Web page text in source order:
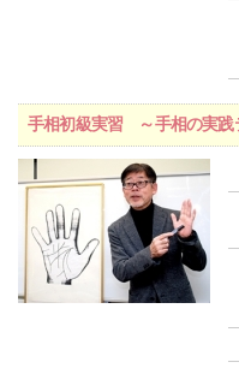
手相初級実習 ～手相の実践